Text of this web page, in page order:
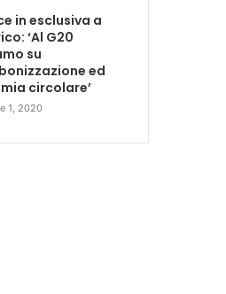
in esclusiva a
‘Al G20
su
ed
circolare’
1, 2020